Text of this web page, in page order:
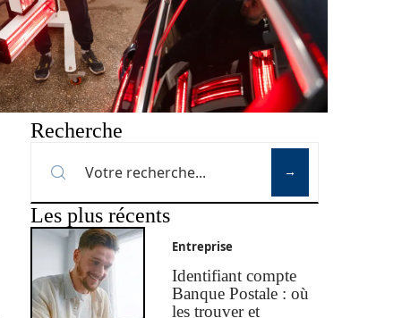
Recherche
Les plus récents
Entreprise
Identifiant compte
Banque Postale : où
les trouver et